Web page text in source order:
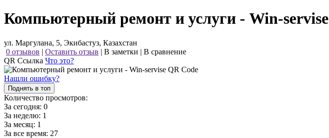
Компьютерный ремонт и услуги - Win-servise
ул. Маргулана, 5, Экибастуз, Казахстан
0 отзывов | Оставить отзыв | В заметки | В сравнение
QR Ссылка Что это?
Нашли ошибку?
Поднять в топ
Количество просмотров:
За сегодня: 0
За неделю: 1
За месяц: 1
За все время: 27